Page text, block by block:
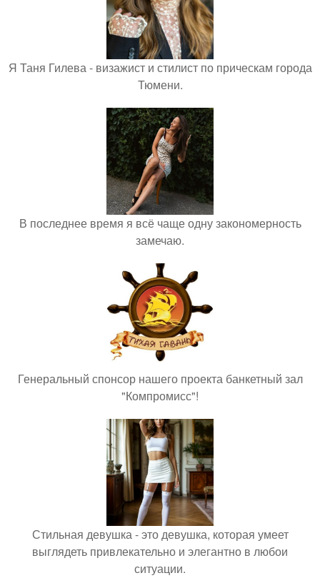
Я Таня Гилева - визажист и стилист по прическам города
Тюмени.
В последнее время я всё чаще одну закономерность
замечаю.
Генеральный спонсор нашего проекта банкетный зал
"Компромисс"!
Стильная девушка - это девушка, которая умеет
выглядеть привлекательно и элегантно в любои
ситуации.